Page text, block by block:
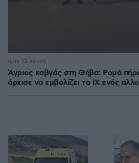
Άγριος καβγάς στη Θήβα: Ρομά
άρχισε να εμβολίζει το ΙΧ ενός
πριν 13 λεπτά